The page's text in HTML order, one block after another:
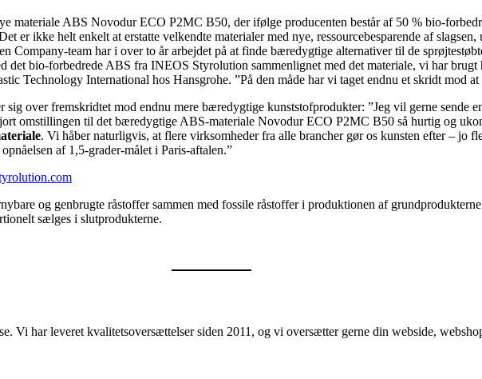
materiale ABS Novodur ECO P2MC B50, der ifølge producenten består af 50 % bio-
er ikke helt enkelt at erstatte velkendte materialer med nye, ressourcebesparende af
Company-team har i over to år arbejdet på at finde bæredygtige alternativer til de
det bio-forbedrede ABS fra INEOS Styrolution sammenlignet med det materiale, vi har
Technology International hos Hansgrohe. ”På den måde har vi taget endnu et skridt mod
over fremskridtet mod endnu mere bæredygtige kunststofprodukter: ”Jeg vil gerne sende
omstillingen til det bæredygtige ABS-materiale Novodur ECO P2MC B50 så hurtig og
. Vi håber naturligvis, at flere virksomheder fra alle brancher gør os kunsten efter – jo
af 1,5-grader-målet i Paris-aftalen.”
og genbrugte råstoffer sammen med fossile råstoffer i produktionen af
sælges i slutprodukterne.
Vi har leveret kvalitetsoversættelser siden 2011, og vi oversætter gerne din webside,